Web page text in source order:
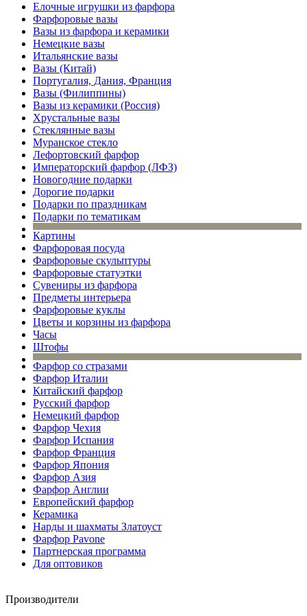
Елочные игрушки из фарфора
Фарфоровые вазы
Вазы из фарфора и керамики
Немецкие вазы
Итальянские вазы
Вазы (Китай)
Португалия, Дания, Франция
Вазы (Филиппины)
Вазы из керамики (Россия)
Хрустальные вазы
Стеклянные вазы
Муранское стекло
Лефортовский фарфор
Императорский фарфор (ЛФЗ)
Новогодние подарки
Дорогие подарки
Подарки по праздникам
Подарки по тематикам
Картины
Фарфоровая посуда
Фарфоровые скульптуры
Фарфоровые статуэтки
Сувениры из фарфора
Предметы интерьера
Фарфоровые куклы
Цветы и корзины из фарфора
Часы
Штофы
Фарфор со стразами
Фарфор Италии
Китайский фарфор
Русский фарфор
Немецкий фарфор
Фарфор Чехия
Фарфор Испания
Фарфор Франция
Фарфор Япония
Фарфор Азия
Фарфор Англии
Европейский фарфор
Керамика
Нарды и шахматы Златоуст
Фарфор Pavone
Партнерская программа
Для оптовиков
Производители